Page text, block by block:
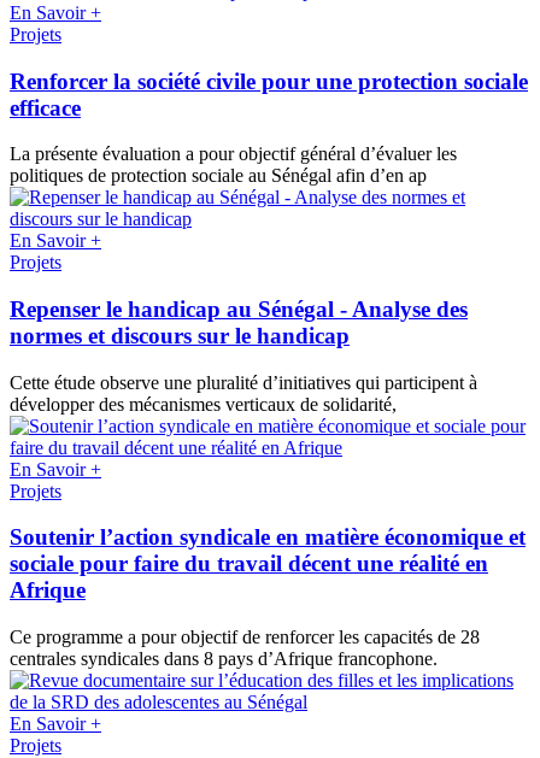
En Savoir +
Projets
Renforcer la société civile pour une protection sociale
efficace
La présente évaluation a pour objectif général d’évaluer les
politiques de protection sociale au Sénégal afin d’en ap
En Savoir +
Projets
Repenser le handicap au Sénégal - Analyse des
normes et discours sur le handicap
Cette étude observe une pluralité d’initiatives qui participent à
développer des mécanismes verticaux de solidarité,
En Savoir +
Projets
Soutenir l’action syndicale en matière économique et
sociale pour faire du travail décent une réalité en
Afrique
Ce programme a pour objectif de renforcer les capacités de 28
centrales syndicales dans 8 pays d’Afrique francophone.
En Savoir +
Projets